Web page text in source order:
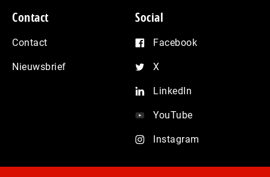
Contact
Contact
Nieuwsbrief
Social
Facebook
X
LinkedIn
YouTube
Instagram